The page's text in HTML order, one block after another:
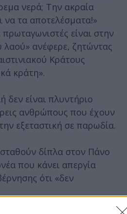
νερά; Την ακραία
να τα αποτελέσματα!»
είναι στην
λαού» ανέφερε, ζητώντας
Κράτους
κράτη».
δεν είναι πλυντήριο
ανθρώπους που έχουν
εξεταστική σε παρωδία.
δίπλα στον Πάνο
που κάνει απεργία
ότι «δεν